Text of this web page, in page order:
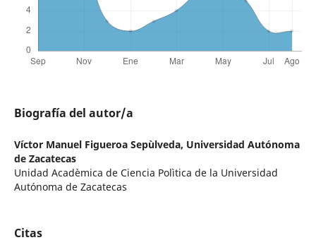
Biografía del autor/a
Víctor Manuel Figueroa Sepùlveda, Universidad Autónoma
de Zacatecas
Unidad Acadèmica de Ciencia Polìtica de la Universidad
Autónoma de Zacatecas
Citas